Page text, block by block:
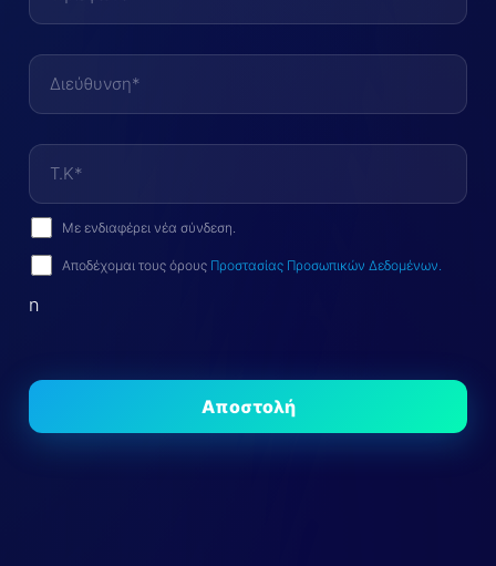
Με ενδιαφέρει νέα σύνδεση.
Αποδέχομαι τους όρους Προστασίας Προσωπικών Δεδομένων.
n